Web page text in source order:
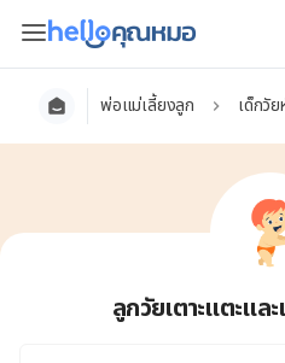
พ่อแม่เลี้ยงลูก เด็กวั
ลูกวัยเตาะแตะแล